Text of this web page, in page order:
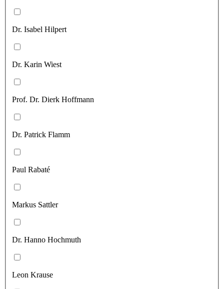
Dr. Isabel Hilpert
Dr. Karin Wiest
Prof. Dr. Dierk Hoffmann
Dr. Patrick Flamm
Paul Rabaté
Markus Sattler
Dr. Hanno Hochmuth
Leon Krause